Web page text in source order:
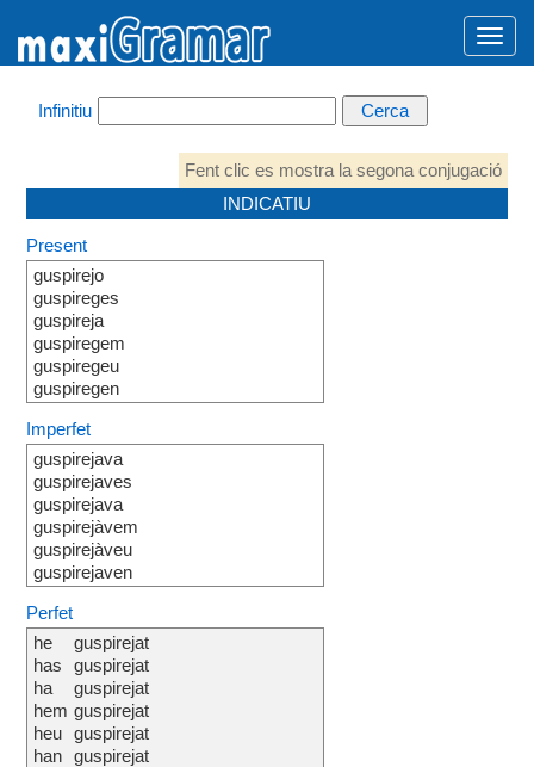
Infinitiu
Fent clic es mostra la segona conjugació
INDICATIU
Present
guspirejo
guspireges
guspireja
guspiregem
guspiregeu
guspiregen
Imperfet
guspirejava
guspirejaves
guspirejava
guspirejàvem
guspirejàveu
guspirejaven
Perfet
he
has
ha
hem
heu
han
guspirejat
guspirejat
guspirejat
guspirejat
guspirejat
guspirejat